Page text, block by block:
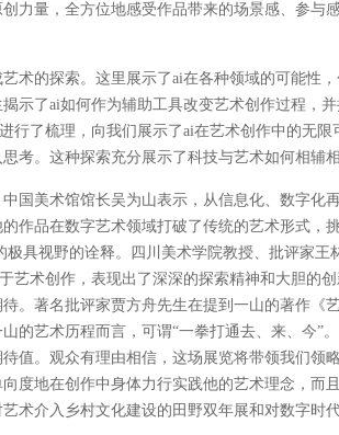
力量，全方位地感受作品带来的场景感、参与
术的探索。这里展示了ai在各种领域的可能性
示了ai如何作为辅助工具改变艺术创作过程，
行了梳理，向我们展示了ai在艺术创作中的无
考。这种探索充分展示了科技与艺术如何相辅
国美术馆馆长吴为山表示，从信息化、数字化
作品在数字艺术领域打破了传统的艺术形式，
极具视野的诠释。四川美术学院教授、批评家
艺术创作，表现出了深深的探索精神和大胆的
。著名批评家贾方舟先生在提到一山的著作《
的艺术历程而言，可谓“一拳打通去、来、今”
值。观众有理由相信，这场展览将带领我们领
度地在创作中身体力行实践他的艺术理念，而
术介入乡村文化建设的田野双年展和对数字时